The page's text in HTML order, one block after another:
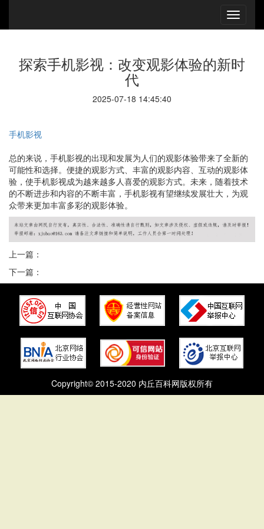
探索手机影视：改变观影体验的新时
代
2025-07-18 14:45:40
手机影视
总的来说，手机影视的出现和发展为人们的观影体验带来了全新的
可能性和选择。便捷的观影方式、丰富的观影内容、互动的观影体
验，使手机影视成为越来越多人喜爱的观影方式。未来，随着技术
的不断进步和内容的不断丰富，手机影视有望继续发展壮大，为观
众带来更加丰富多彩的观影体验。
上一篇：
下一篇：
Copyright© 2015-2020 内丘百科网版权所有